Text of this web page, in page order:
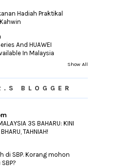
Hadiah Praktikal
And HUAWEI
In Malaysia
Show All
BLOGGER
3S BAHARU: KINI
TAHNIAH!
di SBP. Korang mohon